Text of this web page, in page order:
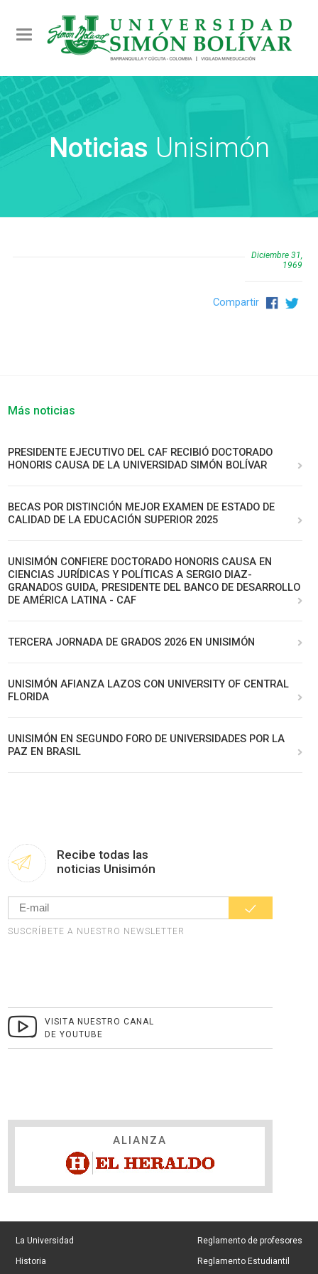
Toggle navigation
Noticias Unisimón
Diciembre 31,
1969
Compartir
Más noticias
PRESIDENTE EJECUTIVO DEL CAF RECIBIÓ DOCTORADO
HONORIS CAUSA DE LA UNIVERSIDAD SIMÓN BOLÍVAR
BECAS POR DISTINCIÓN MEJOR EXAMEN DE ESTADO DE
CALIDAD DE LA EDUCACIÓN SUPERIOR 2025
UNISIMÓN CONFIERE DOCTORADO HONORIS CAUSA EN
CIENCIAS JURÍDICAS Y POLÍTICAS A SERGIO DIAZ-
GRANADOS GUIDA, PRESIDENTE DEL BANCO DE DESARROLLO
DE AMÉRICA LATINA - CAF
TERCERA JORNADA DE GRADOS 2026 EN UNISIMÓN
UNISIMÓN AFIANZA LAZOS CON UNIVERSITY OF CENTRAL
FLORIDA
UNISIMÓN EN SEGUNDO FORO DE UNIVERSIDADES POR LA
PAZ EN BRASIL
Recibe todas las
noticias Unisimón
SUSCRÍBETE A NUESTRO NEWSLETTER
VISITA NUESTRO CANAL
DE YOUTUBE
ALIANZA
La Universidad
Historia
Reglamento de profesores
Reglamento Estudiantil